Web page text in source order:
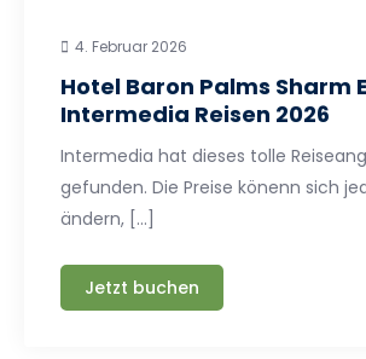
4. Februar 2026
Hotel Baron Palms Sharm
Intermedia Reisen 2026
Intermedia hat dieses tolle
gefunden. Die Preise könenn sich
ändern, […]
Jetzt buchen